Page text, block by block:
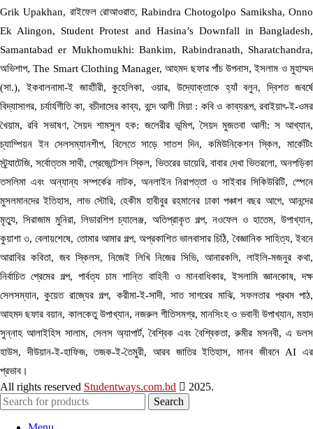
Grik Upakhan, রাইফেল রোআওরাত, Rabindra Chotogolpo Samiksha, Onno
Ek Alingon, Student Protest and Hasina’s Downfall in Bangladesh,
Samantabad er Mukhomukhi: Bankim, Rabindranath, Sharatchandra,
অভিশাপ, The Smart Clothing Manager, আহমদ ছফার পাঁচ উপনাস, ইসলাম ও মুহাম্মদ
(সা.), ইকবালনামা-ই জাহাীরী, কুহেলিকা, ওয়ার, উদ্যোক্তাকে হ্যাঁ বলুন, দ্বিশত জবর্ষে
বিদ্যাসাগর, চর্যার্যগীতি কা, বচীদাসের কাব্য, বন্দে আলী মিয়া : কবি ও কাব্যরূপ, রবাইয়াৎ-ই-ওমর
খৈয়াম, রবি সভাষণ, সৈয়দ শামসুল হক: জলেরীর ভূমিপ, সৈয়দ মুজতবা আলী: স আখ্যান,
চ্যাম্পিয়ন ইন সেলসম্যানশীপ, বিলেতে সাড়ে সাতশ দিন, কমিউনিকেশন স্কিল, মার্কেটিং
স্ট্র্যাটেজি, সর্বোত্তম সাথী, প্রেজেন্টেশন স্কিল, ভিতরের ডায়েরি, বাবার দেখা ভিতরলো, অনপড়িকা
তসলিমা এবং অন্যান্য সম্পর্কের নাটক, অনলাইন নিরাপত্তা ও সাইবার সিকিউরিটি, স্পেনে
মুসলমানদের ইতিহাস, লাভ স্টোরি, হেকীম হাবীবুর রহমানের ঢাকা পঞ্চাশ বছর আগে, আনন্দের
মৃত্যু, সিরাজাম মুনিরা, লিডারশিপ চ্যালেঞ্জ, অতিপ্রাকৃত গল্প, নওফেল ও হাতেম, উপাখ্যান,
কুয়াশা ৩, বেলায়শেষে, তোমার আমার গল্প, অপ্রকাশিত ভালবাসার চিঠি, বৈজ্ঞানিক সাহিত্য, ইবনে
আরাবির কবিতা, জব স্কিলস, নিজেই লিখি নিজের সিভি, আনারকলি, লাইলি-মজনুর কথা,
নির্বাচিত প্রেমের গল্প, পার্বত্য চাম শান্তি বাহিনী ও মানবাধিকার, ইসলামি জ্ঞানকোষ, দক্ষ
সেলসম্যান, কুয়েত রাজ্যের গল্প, করীমা-ই-সাদী, সাত সাগরের মাঝি, সফলতার প্রথম পাঠ,
আহমদ ছফার বয়ান, কালকেতু উপাখ্যান, নজরুল গীতিসমগ্র, মানসিংহ ও ভবানী উপাখ্যান, মহাদ
সুন্নাহ আলাইহিস সালাম, সেলস অ্যাপার্ট, বৈশ্বিক এবং বৈশ্বিকতা, রুমীর মসনবী, এ ডলস
হাউস, দীউয়ান-ই-হাফিজ, তজক-ই-তৈমুরী, আরব জাতির ইতিহাস, মানব জীবনে AI এর
প্রভাব।
All rights reserved Studentways.com.bd
2025.
Search